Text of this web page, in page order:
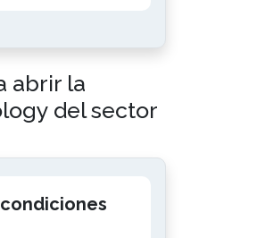
abrir la
del sector